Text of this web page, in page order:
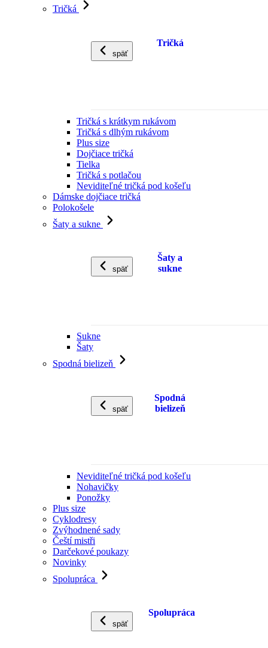
Tričká
späť
Tričká
Tričká s krátkym rukávom
Tričká s dlhým rukávom
Plus size
Dojčiace tričká
Tielka
Tričká s potlačou
Neviditeľné tričká pod košeľu
Dámske dojčiace tričká
Polokošele
Šaty a sukne
späť
Šaty a
sukne
Sukne
Šaty
Spodná bielizeň
späť
Spodná
bielizeň
Neviditeľné tričká pod košeľu
Nohavičky
Ponožky
Plus size
Cyklodresy
Zvýhodnené sady
Čeští mistři
Darčekové poukazy
Novinky
Spolupráca
späť
Spolupráca